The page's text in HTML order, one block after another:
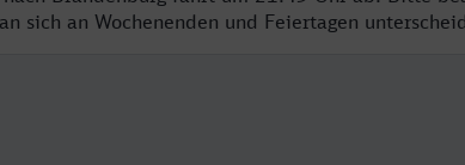
sich an Wochenenden und Feiertagen